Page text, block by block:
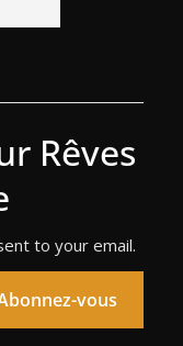
Rêves
to your email.
vous